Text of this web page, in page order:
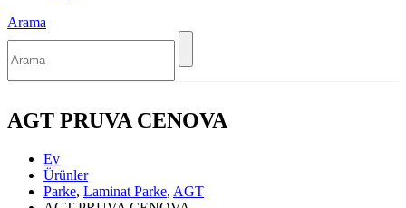
Arama
AGT PRUVA CENOVA
Ev
Ürünler
Parke, Laminat Parke, AGT